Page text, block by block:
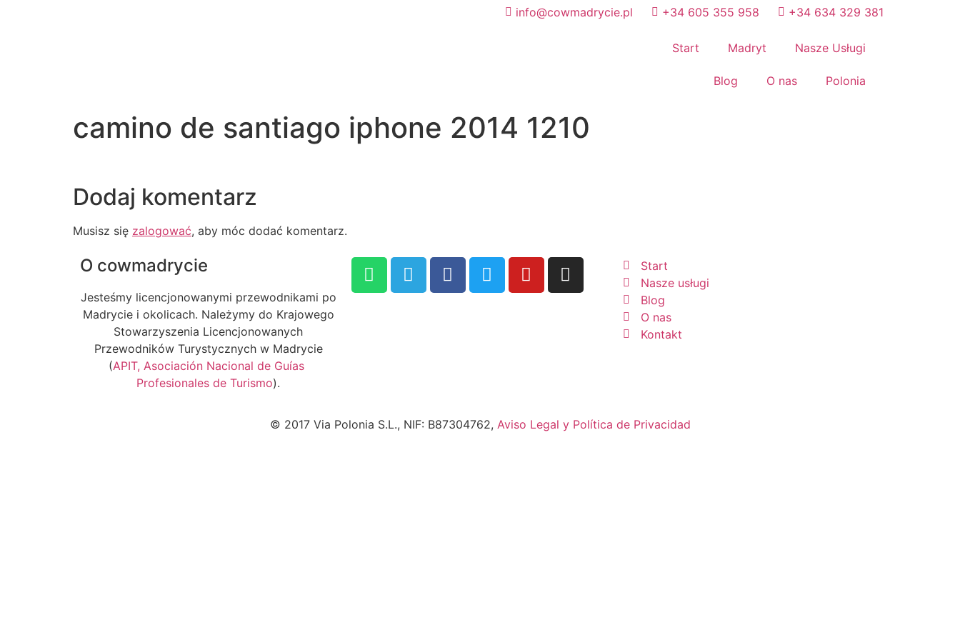
info@cowmadrycie.pl +34 605 355 958 +34 634 329 381​
Start Madryt Nasze Usługi
Blog O nas Polonia
camino de santiago iphone 2014 1210
Dodaj komentarz
Musisz się zalogować, aby móc dodać komentarz.
O cowmadrycie
Jesteśmy licencjonowanymi przewodnikami po
Madrycie i okolicach. Należymy do Krajowego
Stowarzyszenia Licencjonowanych
Przewodników Turystycznych w Madrycie
(APIT, Asociación Nacional de Guías
Profesionales de Turismo).
Start
Nasze usługi
Blog
O nas
Kontakt
© 2017 Via Polonia S.L., NIF: B87304762, Aviso Legal y Política de Privacidad